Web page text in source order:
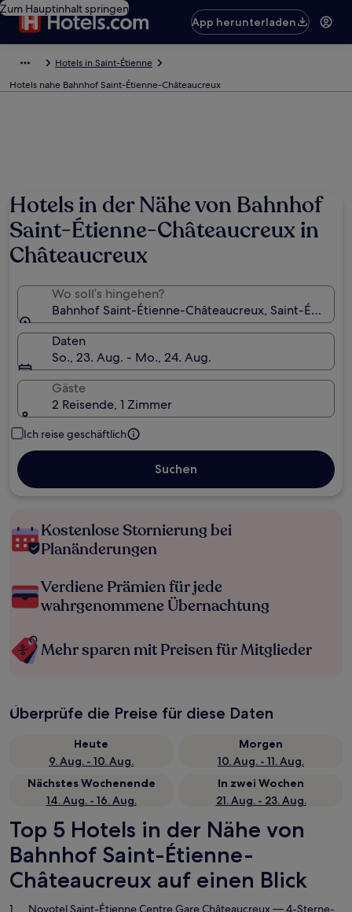
Zum Hauptinhalt springen
App herunterladen
Hotels in Saint-Étienne
Hotels nahe Bahnhof Saint-Étienne-Châteaucreux
Hotels in der Nähe von Bahnhof
Saint-Étienne-Châteaucreux in
Châteaucreux
Wo soll’s hingehen?
Bahnhof Saint-Étienne-Châteaucreux, Saint-
Daten
So., 23. Aug. - Mo., 24. Aug.
Gäste
2 Reisende, 1 Zimmer
Ich reise geschäftlich
Suchen
Kostenlose Stornierung bei
Planänderungen
Verdiene Prämien für jede
wahrgenommene Übernachtung
Mehr sparen mit Preisen für Mitglieder
Überprüfe die Preise für diese Daten
Heute
9. Aug. - 10. Aug.
Morgen
10. Aug. - 11. Aug.
Nächstes Wochenende
14. Aug. - 16. Aug.
In zwei Wochen
21. Aug. - 23. Aug.
Top 5 Hotels in der Nähe von
Bahnhof Saint-Étienne-
Châteaucreux auf einen Blick
Novotel Saint-Étienne Centre Gare Châteaucreux— 4-Sterne-